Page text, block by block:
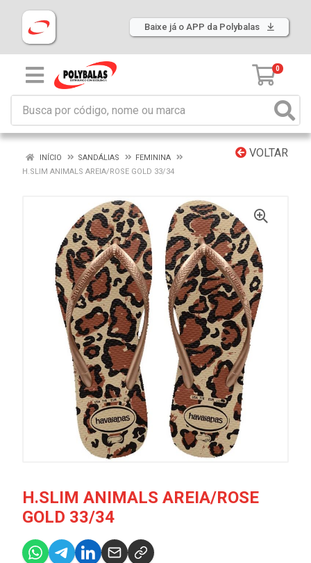
Baixe já o APP da Polybalas
0
VOLTAR
INÍCIO SANDÁLIAS
FEMININA
H.SLIM ANIMALS AREIA/ROSE GOLD 33/34
H.SLIM ANIMALS AREIA/ROSE
GOLD 33/34